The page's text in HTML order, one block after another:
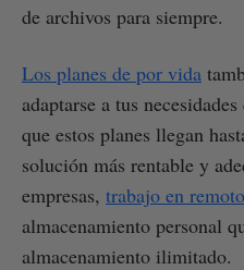
de archivos para siempre.
Los planes de por vida
adaptarse a tus
que estos planes llegan
solución más rentable y
empresas, trabajo en remoto
almacenamiento personal
almacenamiento ilimitado.